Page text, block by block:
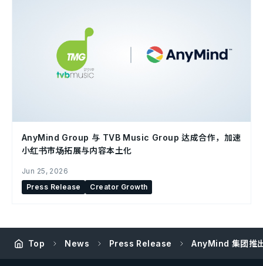
AnyMind Group 与 TVB Music Group 达成合作，加速
小红书市场拓展与内容本土化
Jun 25, 2026
Press Release
Creator Growth
Top News Press Release AnyMind 集团推